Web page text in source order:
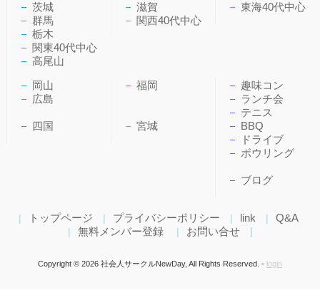
茨城
群馬
栃木
関東40代中心
高尾山
滋賀
関西40代中心
東海40代中心
岡山
広島
四国
福岡
宮城
趣味コン
ランチ会
テニス
BBQ
ドライブ
ボウリング
ブログ
トップページ プライバシーポリシー link
Q&A
無料メンバー登録
お問い合せ
Copyright © 2026 社会人サークルNewDay, All Rights Reserved. - login